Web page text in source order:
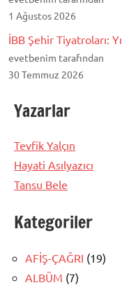
1 Ağustos 2026
İBB Şehir Tiyatroları:
evetbenim tarafından
30 Temmuz 2026
Yazarlar
Tevfik Yalçın
Hayati Asılyazıcı
Tansu Bele
Kategoriler
AFİŞ-ÇAĞRI (19)
ALBÜM (7)